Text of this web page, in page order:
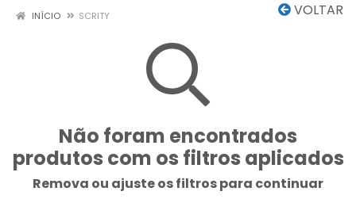
VOLTAR
INÍCIO SCRITY
Não foram encontrados
produtos com os filtros aplicados
Remova ou ajuste os filtros para continuar